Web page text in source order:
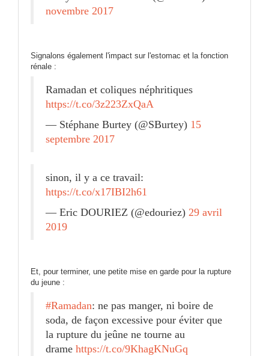
novembre 2017
Signalons également l'impact sur l'estomac et la fonction
rénale :
Ramadan et coliques néphritiques
https://t.co/3z223ZxQaA
— Stéphane Burtey (@SBurtey) 15
septembre 2017
sinon, il y a ce travail:
https://t.co/x17IBI2h61
— Eric DOURIEZ (@edouriez) 29 avril
2019
Et, pour terminer, une petite mise en garde pour la rupture
du jeune :
#Ramadan: ne pas manger, ni boire de
soda, de façon excessive pour éviter que
la rupture du jeûne ne tourne au
drame https://t.co/9KhagKNuGq